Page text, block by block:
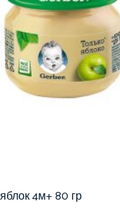
4м+ 80 гр